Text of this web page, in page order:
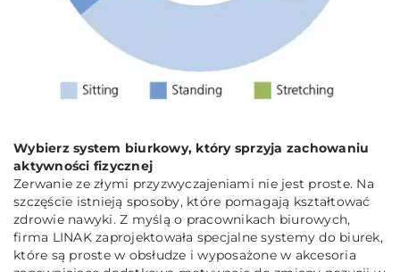
Wybierz system biurkowy, który sprzyja zachowaniu
aktywności fizycznej
Zerwanie ze złymi przyzwyczajeniami nie jest proste. Na
szczęście istnieją sposoby, które pomagają kształtować
zdrowie nawyki. Z myślą o pracownikach biurowych,
firma LINAK zaprojektowała specjalne systemy do biurek,
które są proste w obsłudze i wyposażone w akcesoria